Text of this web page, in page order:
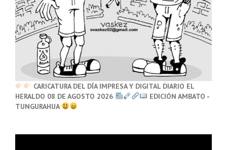
CARICATURA DEL DÍA IMPRESA Y DIGITAL DIARIO EL
HERALDO 08 DE AGOSTO 2026
EDICIÓN AMBATO -
TUNGURAHUA